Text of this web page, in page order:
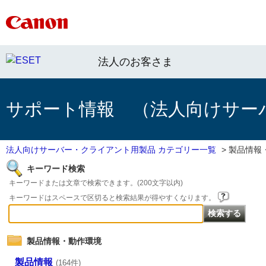
法人のお客さま
サポート情報 （法人向けサー
法人向けサーバー・クライアント用製品 カテゴリー一覧 > 製品情報
キーワード検索
キーワードまたは文章で検索できます。(200文字以内)
キーワードはスペースで区切ると検索結果が得やすくなります。
製品情報・動作環境
製品情報 (164件)